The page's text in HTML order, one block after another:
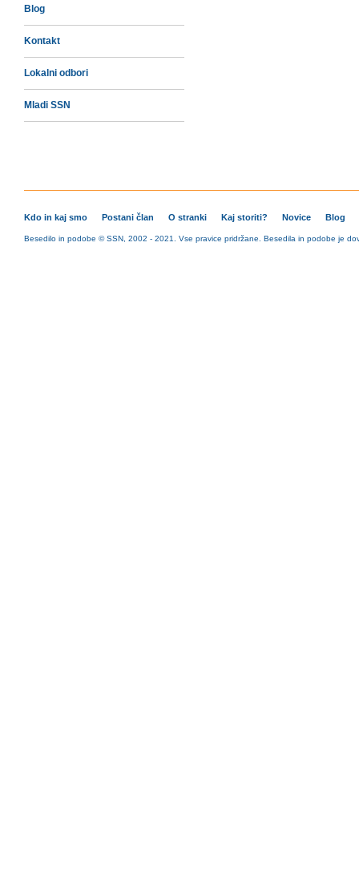
Blog
Kontakt
Lokalni odbori
Mladi SSN
Kdo in kaj smo Postani član O stranki Kaj storiti? Novice Blog
Besedilo in podobe © SSN, 2002 - 2021. Vse pravice pridržane. Besedila in podobe je